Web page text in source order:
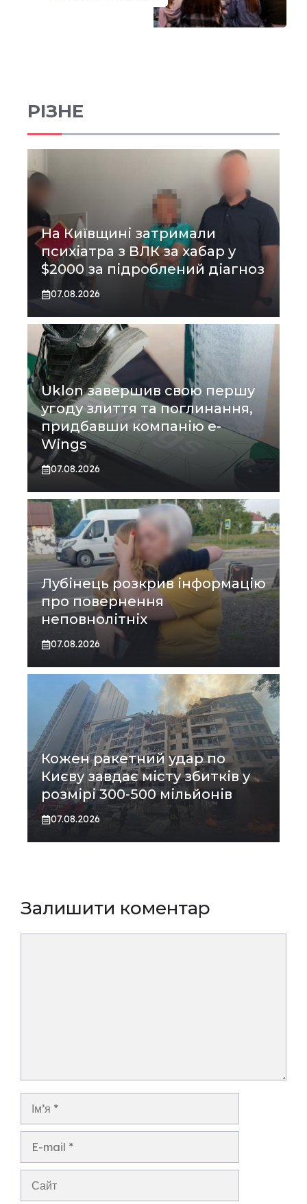
РІЗНЕ
На Київщині затримали
психіатра з ВЛК за хабар у
$2000 за підроблений діагноз
07.08.2026
Uklon завершив свою першу
угоду злиття та поглинання,
придбавши компанію e-
Wings
07.08.2026
Лубінець розкрив інформацію
про повернення
неповнолітніх
07.08.2026
Кожен ракетний удар по
Києву завдає місту збитків у
розмірі 300-500 мільйонів
07.08.2026
Залишити коментар
Ім’я
Сайт